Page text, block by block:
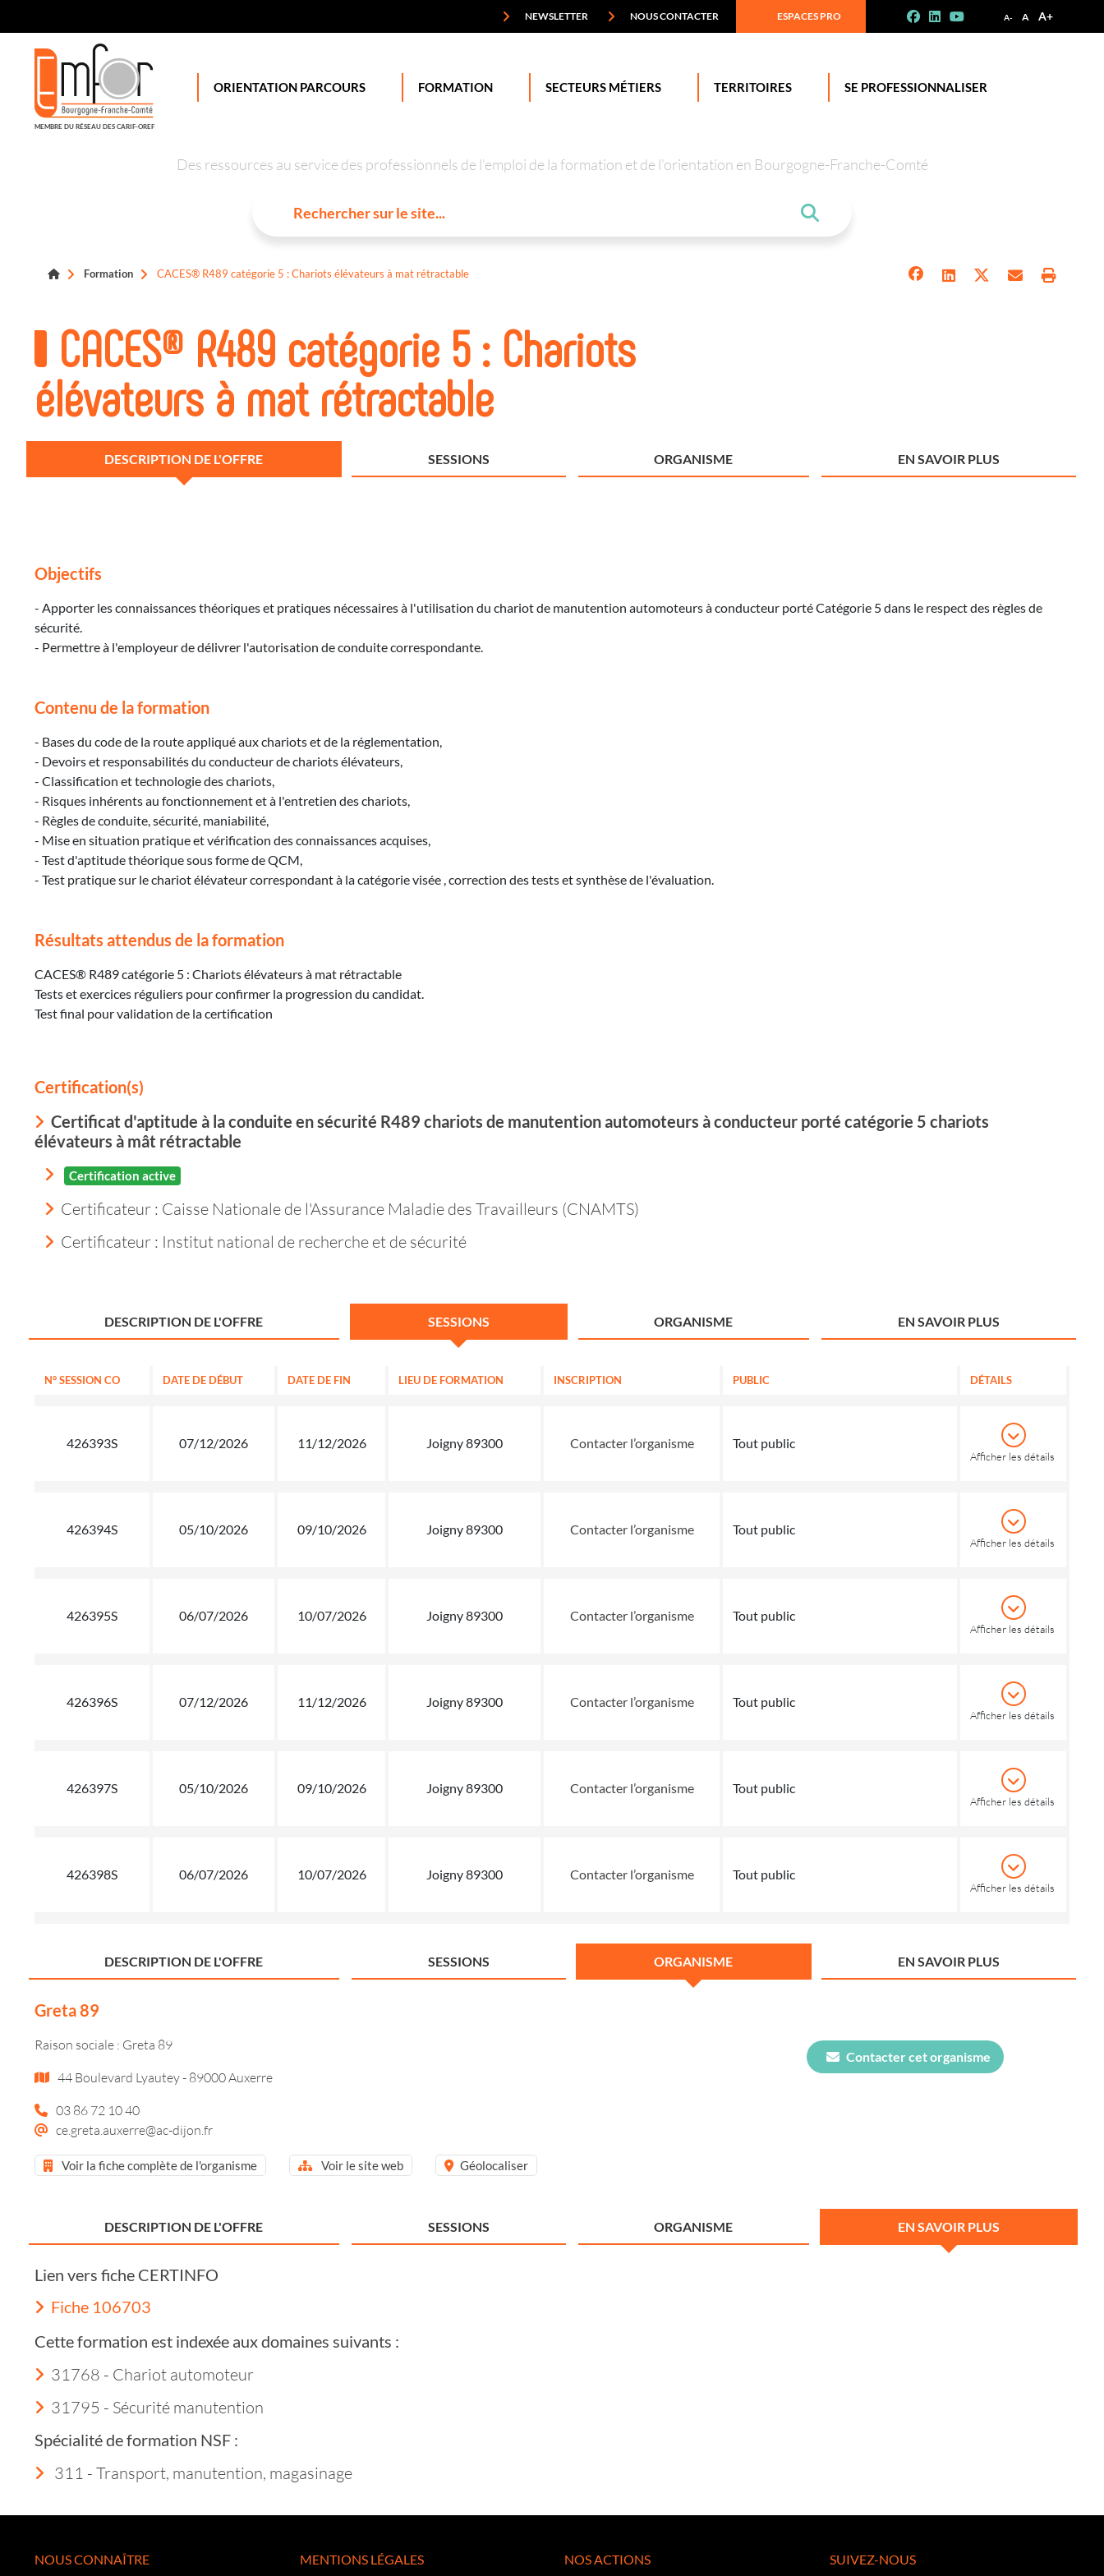
A- A A+
NEWSLETTER NOUS CONTACTER ESPACES PRO
MEMBRE DU RÉSEAU DES CARIF-OREF
ORIENTATION PARCOURS FORMATION SECTEURS MÉTIERS TERRITOIRES SE PROFESSIONNALISER
Des ressources au service des professionnels de l’emploi de la formation et de l’orientation en Bourgogne-Franche-Comté
Formation CACES® R489 catégorie 5 : Chariots élévateurs à mat rétractable
CACES® R489 catégorie 5 : Chariots
élévateurs à mat rétractable
DESCRIPTION DE L'OFFRE SESSIONS ORGANISME EN SAVOIR PLUS
Objectifs
- Apporter les connaissances théoriques et pratiques nécessaires à l'utilisation du chariot de manutention automoteurs à conducteur porté Catégorie 5 dans le respect des règles de
sécurité.
- Permettre à l'employeur de délivrer l'autorisation de conduite correspondante.
Contenu de la formation
- Bases du code de la route appliqué aux chariots et de la réglementation,
- Devoirs et responsabilités du conducteur de chariots élévateurs,
- Classification et technologie des chariots,
- Risques inhérents au fonctionnement et à l'entretien des chariots,
- Règles de conduite, sécurité, maniabilité,
- Mise en situation pratique et vérification des connaissances acquises,
- Test d'aptitude théorique sous forme de QCM,
- Test pratique sur le chariot élévateur correspondant à la catégorie visée , correction des tests et synthèse de l'évaluation.
Résultats attendus de la formation
CACES® R489 catégorie 5 : Chariots élévateurs à mat rétractable
Tests et exercices réguliers pour confirmer la progression du candidat.
Test final pour validation de la certification
Certification(s)
Certificat d'aptitude à la conduite en sécurité R489 chariots de manutention automoteurs à conducteur porté catégorie 5 chariots
élévateurs à mât rétractable
Certification active
Certificateur : Caisse Nationale de l'Assurance Maladie des Travailleurs (CNAMTS)
Certificateur : Institut national de recherche et de sécurité
DESCRIPTION DE L'OFFRE SESSIONS ORGANISME EN SAVOIR PLUS
N° SESSION CO DATE DE DÉBUT DATE DE FIN LIEU DE FORMATION INSCRIPTION PUBLIC DÉTAILS
426393S 07/12/2026 11/12/2026 Joigny 89300 Contacter l’organisme Tout public
Afficher les détails
426394S 05/10/2026 09/10/2026 Joigny 89300 Contacter l’organisme Tout public
Afficher les détails
426395S 06/07/2026 10/07/2026 Joigny 89300 Contacter l’organisme Tout public
Afficher les détails
426396S 07/12/2026 11/12/2026 Joigny 89300 Contacter l’organisme Tout public
Afficher les détails
426397S 05/10/2026 09/10/2026 Joigny 89300 Contacter l’organisme Tout public
Afficher les détails
426398S 06/07/2026 10/07/2026 Joigny 89300 Contacter l’organisme Tout public
Afficher les détails
DESCRIPTION DE L'OFFRE SESSIONS ORGANISME EN SAVOIR PLUS
Greta 89
Raison sociale : Greta 89
44 Boulevard Lyautey - 89000 Auxerre
03 86 72 10 40
ce.greta.auxerre@ac-dijon.fr
Voir la fiche complète de l'organisme Voir le site web Géolocaliser
Contacter cet organisme
DESCRIPTION DE L'OFFRE SESSIONS ORGANISME EN SAVOIR PLUS
Lien vers fiche CERTINFO
Fiche 106703
Cette formation est indexée aux domaines suivants :
31768 - Chariot automoteur
31795 - Sécurité manutention
Spécialité de formation NSF :
311 - Transport, manutention, magasinage
NOUS CONNAÎTRE MENTIONS LÉGALES NOS ACTIONS SUIVEZ-NOUS